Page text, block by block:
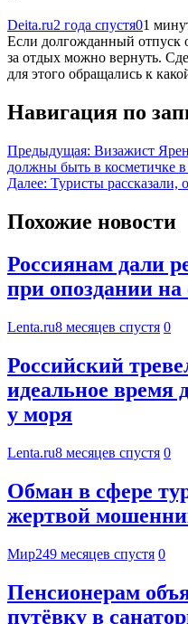
Deita.ru2 года спустя01
Если долгожданный отпуск
за отдых можно вернуть.
для этого обращались к
Навигация по
Предыдущая: Визажист
должны быть в косметичке в
Далее: Туристы рассказали,
Похожие новости
Россиянам дали
при опоздании на
Lenta.ru8 месяцев спустя 0
Российский
идеальное время
у моря
Lenta.ru8 месяцев спустя 0
Обман в сфере
жертвой
Мир249 месяцев спустя 0
Пенсионерам
путёвку в